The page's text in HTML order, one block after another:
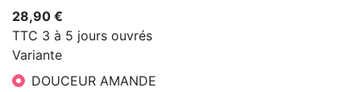
28,90 €
TTC 3 à 5 jours ouvrés
Variante
DOUCEUR AMANDE